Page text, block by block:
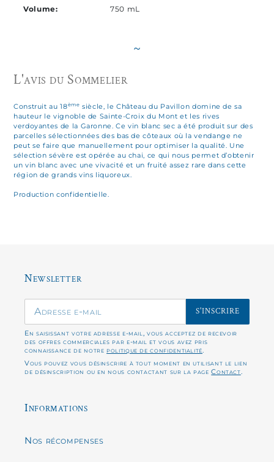
Volume: 750 mL
~
L'avis du Sommelier
Construit au 18ème siècle, le Château du Pavillon domine de sa
hauteur le vignoble de Sainte-Croix du Mont et les rives
verdoyantes de la Garonne. Ce vin blanc sec a été produit sur des
parcelles sélectionnées des bas de côteaux où la vendange ne
peut se faire que manuellement pour optimiser la qualité. Une
sélection sévère est opérée au chai, ce qui nous permet d’obtenir
un vin blanc avec une vivacité et un fruité assez rare dans cette
région de grands vins liquoreux.
Production confidentielle.
Newsletter
S'INSCRIRE
En saisissant votre adresse e-mail, vous acceptez de recevoir
des offres commerciales par e-mail et vous avez pris
connaissance de notrepolitique de confidentialité.
Vous pouvez vous désinscrire à tout moment en utilisant le lien
de désinscription ou en nous contactant sur la pageContact.
Informations
Nos récompenses